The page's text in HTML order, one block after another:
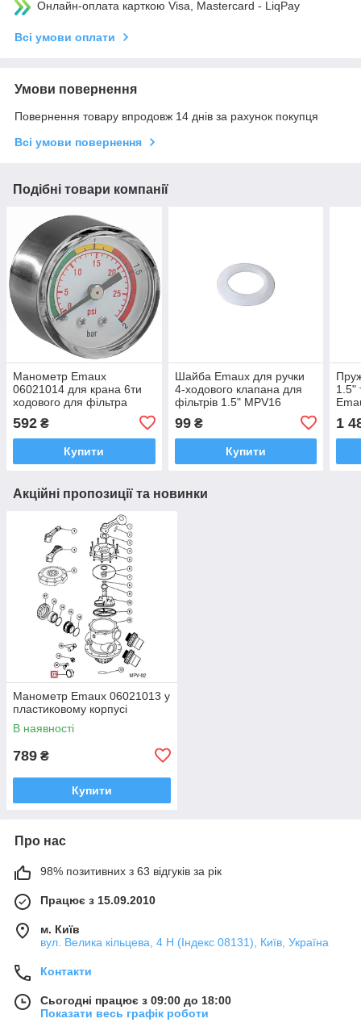
Онлайн-оплата карткою Visa, Mastercard - LiqPay
Всі умови оплати
Умови повернення
Повернення товару впродовж 14 днів за рахунок покупця
Всі умови повернення
Подібні товари компанії
Манометр Emaux
06021014 для крана 6ти
ходового для фільтра
592 ₴
Купити
Шайба Emaux для ручки
4-ходового клапана для
фільтрів 1.5" MPV16
99₴
Купити
1.5"
1
Акційні пропозиції та новинки
Манометр Emaux 06021013 у
пластиковому корпусі
В наявності
789 ₴
Купити
Про нас
98% позитивних з 63 відгуків за рік
Працює з 15.09.2010
м. Київ
вул. Велика кільцева, 4 Н (Індекс 08131), Київ, Україна
Контакти
Сьогодні працює з 09:00 до 18:00
Показати весь графік роботи